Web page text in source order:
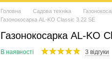
Головна Садова техніка
Газонокосарка AL-KO Classic 3.22 SE
Газонокосарка AL-KO
В наявності 3 відгуки